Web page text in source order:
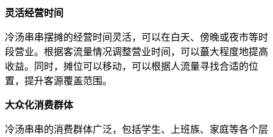
灵活经营时间
冷汤串串摆摊的经营时间灵活，可以在白天、傍晚或夜市等时
段营业。根据客流量情况调整营业时间，可以蕞大程度地提高
收益。同时，摊位可以移动，可以根据人流量寻找合适的位
置，提升客源覆盖范围。
大众化消费群体
冷汤串串的消费群体广泛，包括学生、上班族、家庭等各个层